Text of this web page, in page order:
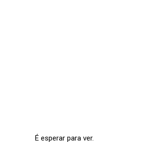
É esperar para ver.